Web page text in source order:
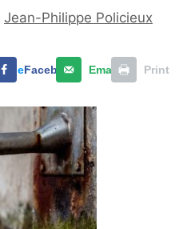
Jean-Philippe Policieux
Facebook Email Print